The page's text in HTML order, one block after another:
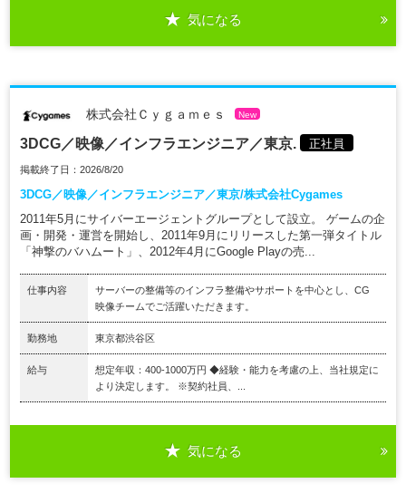
気になる
株式会社Ｃｙｇａｍｅｓ New
3DCG／映像／インフラエンジニア／東京. 正社員
掲載終了日：2026/8/20
3DCG／映像／インフラエンジニア／東京/株式会社Cygames
2011年5月にサイバーエージェントグループとして設立。 ゲームの企
画・開発・運営を開始し、2011年9月にリリースした第一弾タイトル
「神撃のバハムート」、2012年4月にGoogle Playの売...
仕事内容
サーバーの整備等のインフラ整備やサポートを中心とし、CG
映像チームでご活躍いただきます。
勤務地 東京都渋谷区
給与
想定年収：400-1000万円 ◆経験・能力を考慮の上、当社規定に
より決定します。 ※契約社員、...
気になる